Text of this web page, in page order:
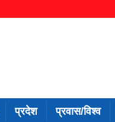
प्रदेश प्रवास/विश्व